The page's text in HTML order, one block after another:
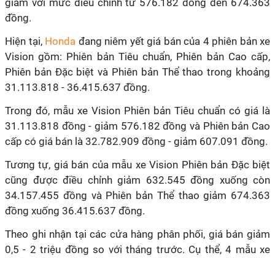
giảm với mức điều chỉnh từ 576.182 đồng đến 674.363
đồng.
Hiện tại, Honda đang niêm yết giá bán của 4 phiên bản xe
Vision gồm: Phiên bản Tiêu chuẩn, Phiên bản Cao cấp,
Phiên bản Đặc biệt và Phiên bản Thể thao trong khoảng
31.113.818 - 36.415.637 đồng.
Trong đó, mẫu xe Vision Phiên bản Tiêu chuẩn có giá là
31.113.818 đồng - giảm 576.182 đồng và Phiên bản Cao
cấp có giá bán là 32.782.909 đồng - giảm 607.091 đồng.
Tương tự, giá bán của mẫu xe Vision Phiên bản Đặc biệt
cũng được điều chỉnh giảm 632.545 đồng xuống còn
34.157.455 đồng và Phiên bản Thể thao giảm 674.363
đồng xuống 36.415.637 đồng.
Theo ghi nhận tại các cửa hàng phân phối, giá bán giảm
0,5 - 2 triệu đồng so với tháng trước. Cụ thể, 4 mẫu xe